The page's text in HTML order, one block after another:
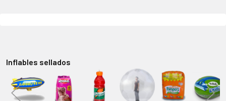
Inflables sellados